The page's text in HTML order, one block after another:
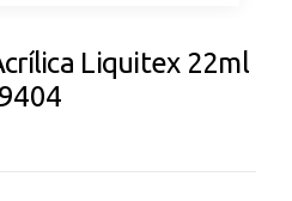
Liquitex 22ml